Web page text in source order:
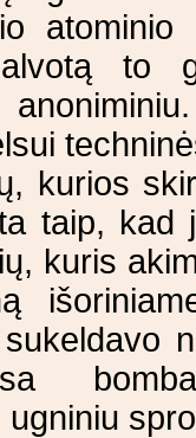
to
kurios
taip, kad
kuris